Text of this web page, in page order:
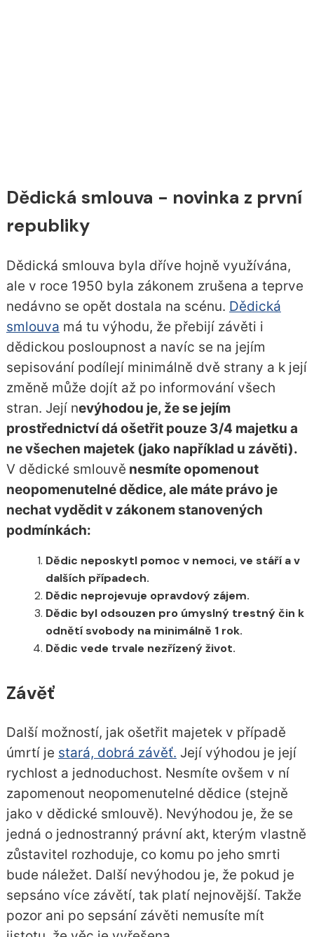
Dědická smlouva - novinka z první
republiky
Dědická smlouva byla dříve hojně využívána,
ale v roce 1950 byla zákonem zrušena a teprve
nedávno se opět dostala na scénu. Dědická
smlouva má tu výhodu, že přebijí závěti i
dědickou posloupnost a navíc se na jejím
sepisování podílejí minimálně dvě strany a k její
změně může dojít až po informování všech
stran. Její nevýhodou je, že se jejím
prostřednictví dá ošetřit pouze 3/4 majetku a
ne všechen majetek (jako například u závěti).
V dědické smlouvě nesmíte opomenout
neopomenutelné dědice, ale máte právo je
nechat vydědit v zákonem stanovených
podmínkách:
Dědic neposkytl pomoc v nemoci, ve stáří a v
dalších případech.
Dědic neprojevuje opravdový zájem.
Dědic byl odsouzen pro úmyslný trestný čin k
odnětí svobody na minimálně 1 rok.
Dědic vede trvale nezřízený život.
Závěť
Další možností, jak ošetřit majetek v případě
úmrtí je stará, dobrá závěť. Její výhodou je její
rychlost a jednoduchost. Nesmíte ovšem v ní
zapomenout neopomenutelné dědice (stejně
jako v dědické smlouvě). Nevýhodou je, že se
jedná o jednostranný právní akt, kterým vlastně
zůstavitel rozhoduje, co komu po jeho smrti
bude náležet. Další nevýhodou je, že pokud je
sepsáno více závětí, tak platí nejnovější. Takže
pozor ani po sepsání závěti nemusíte mít